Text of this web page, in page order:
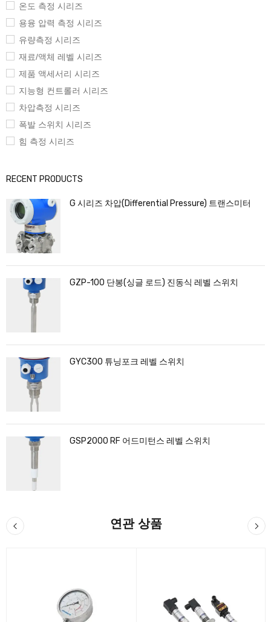
온도 측정 시리즈
용융 압력 측정 시리즈
유량측정 시리즈
재료/액체 레벨 시리즈
제품 액세서리 시리즈
지능형 컨트롤러 시리즈
차압측정 시리즈
폭발 스위치 시리즈
힘 측정 시리즈
RECENT PRODUCTS
G 시리즈 차압(Differential Pressure) 트랜스미터
GZP-100 단봉(싱글 로드) 진동식 레벨 스위치
GYC300 튜닝포크 레벨 스위치
GSP2000 RF 어드미턴스 레벨 스위치
연관 상품